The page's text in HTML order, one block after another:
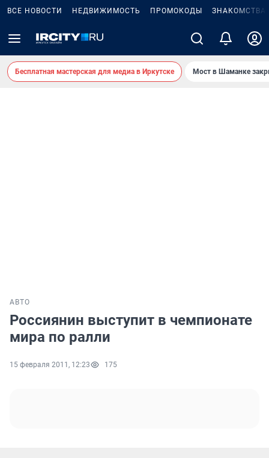
ВСЕ НОВОСТИ НЕДВИЖИМОСТЬ ПРОМОКОДЫ ЗНАКОМСТВА
Бесплатная мастерская для медиа в Иркутске Мост в Шаманке
АВТО
Россиянин выступит в чемпионате
мира по ралли
15 февраля 2011, 12:23 175